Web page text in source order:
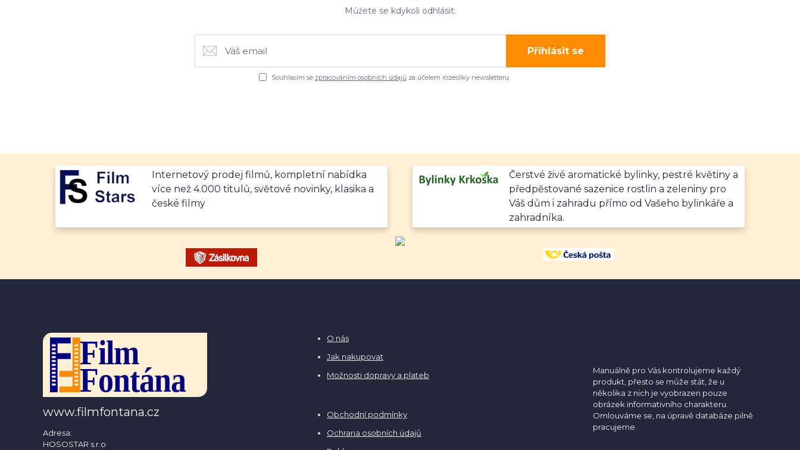
Můžete se kdykoli odhlásit.
Přihlásit se
Souhlasím se zpracováním osobních údajůza účelem rozesílky newsletteru.
Internetový prodej filmů, kompletní nabídka
více než 4.000 titulů, světové novinky, klasika a
české filmy
Čerstvé živé aromatické bylinky, pestré květiny a
předpěstované sazenice rostlin a zeleniny pro
Váš dům i zahradu přímo od Vašeho bylinkáře a
zahradníka.
www.filmfontana.cz
Adresa:
HOSOSTAR s.r.o
O nás
Jak nakupovat
Možnosti dopravy a plateb
Obchodní podmínky
Ochrana osobních údajů
Manuálně pro Vás kontrolujeme každý
produkt, přesto se může stát, že u
několika z nich je vyobrazen pouze
obrázek informativního charakteru.
Omlouváme se, na úpravě databáze pilně
pracujeme.